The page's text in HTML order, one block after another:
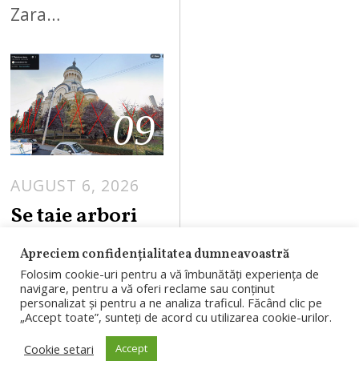
Zara…
09
AUGUST 6, 2026
Se taie arbori
din jurul
Catedralei
Mitropolitane
din Cluj.
Explicațiile
Arhiepiscopiei
Apreciem confidențialitatea dumneavoastră
Folosim cookie-uri pentru a vă îmbunătăți experiența de
navigare, pentru a vă oferi reclame sau conținut
personalizat și pentru a ne analiza traficul. Făcând clic pe
„Accept toate”, sunteți de acord cu utilizarea cookie-urilor.
Cookie setari
Accept